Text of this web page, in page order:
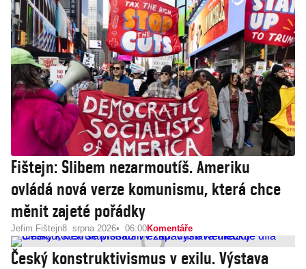
Fištejn: Slibem nezarmoutíš. Ameriku
ovládá nová verze komunismu, která chce
měnit zajeté pořádky
Jefim Fištejn8. srpna 2026 06:00Komentáře
Český konstruktivismus v exilu. Výstava